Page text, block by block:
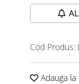
Cod Produs:
Adauga la